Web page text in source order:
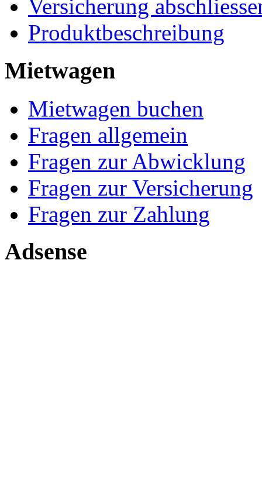
Versicherung
Produktbeschreibung
Mietwagen
Mietwagen buchen
Fragen allgemein
Fragen zur Abwicklung
Fragen zur Versicherung
Fragen zur Zahlung
Adsense